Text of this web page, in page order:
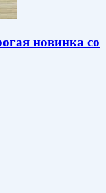
новинка со